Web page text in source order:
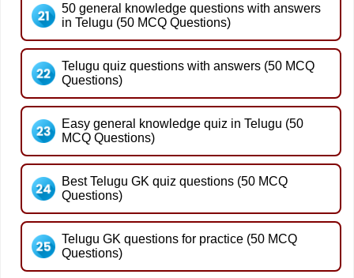
50 general knowledge questions with answers
in Telugu (50 MCQ Questions)
Telugu quiz questions with answers (50 MCQ
Questions)
Easy general knowledge quiz in Telugu (50
MCQ Questions)
Best Telugu GK quiz questions (50 MCQ
Questions)
Telugu GK questions for practice (50 MCQ
Questions)